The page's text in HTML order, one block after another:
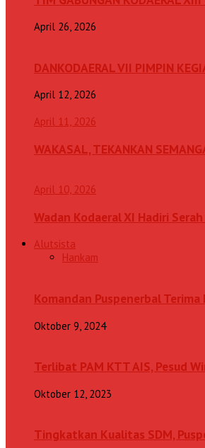
April 26, 2026
DANKODAERAL VII PIMPIN
April 12, 2026
April 11, 2026
WAKASAL, TEKANKAN
April 10, 2026
Wadan Kodaeral XI Hadiri
Alutsista
Hankam
Komandan Puspenerbal Terima
Oktober 9, 2024
Terlibat PAM KTT AIS, Pesud
Oktober 12, 2023
Tingkatkan Kualitas SDM,